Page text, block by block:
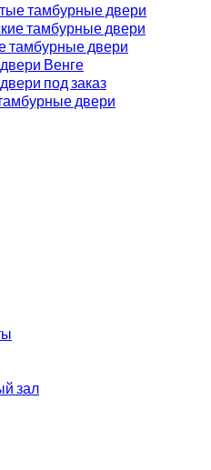
тамбурные двери
тамбурные двери
тамбурные двери
Венге
под заказ
двери
зал